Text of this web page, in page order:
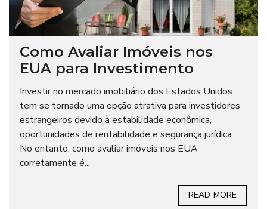
Como Avaliar Imóveis nos
EUA para Investimento
Investir no mercado imobiliário dos Estados Unidos
tem se tornado uma opção atrativa para investidores
estrangeiros devido à estabilidade econômica,
oportunidades de rentabilidade e segurança jurídica.
No entanto, como avaliar imóveis nos EUA
corretamente é...
READ MORE